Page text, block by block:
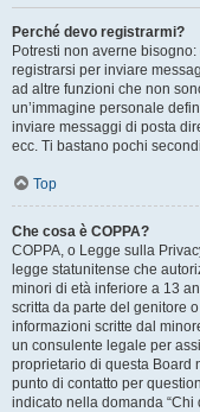
Perché devo registrarmi?
Potresti non averne
registrarsi per inviare
ad altre funzioni che non
un’immagine personale
inviare messaggi di posta
ecc. Ti bastano pochi
Top
Che cosa è COPPA?
COPPA, o Legge sulla
legge statunitense che
minori di età inferiore a 13
scritta da parte del genitore
informazioni scritte dal
un consulente legale per
proprietario di questa Board
punto di contatto per
indicato nella domanda